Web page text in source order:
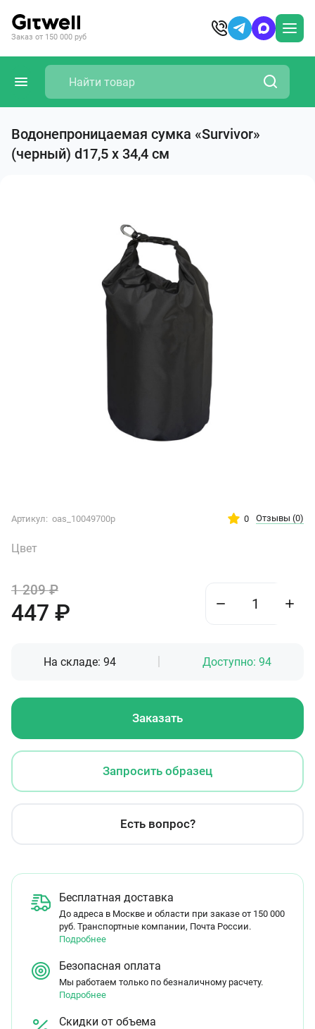
Заказ от 150 000 руб
Водонепроницаемая сумка «Survivor»
(черный) d17,5 х 34,4 см
Артикул: oas_10049700p 0 Отзывы (0)
Цвет
1 209 ₽
447 ₽
На складе:94 Доступно: 94
Заказать
Запросить образец
Есть вопрос?
Бесплатная доставка
До адреса в Москве и области при заказе от 150 000
руб. Транспортные компании, Почта России.
Подробнее
Безопасная оплата
Мы работаем только по безналичному расчету.
Подробнее
Скидки от объема